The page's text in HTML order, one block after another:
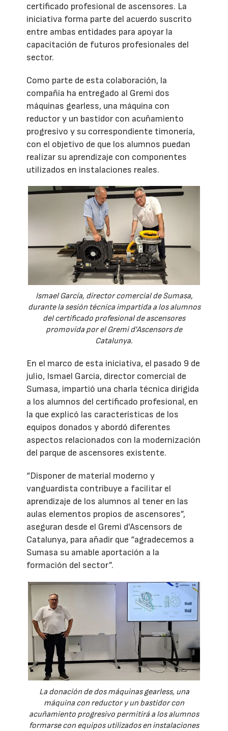
certificado profesional de ascensores. La
iniciativa forma parte del acuerdo suscrito
entre ambas entidades para apoyar la
capacitación de futuros profesionales del
sector.
Como parte de esta colaboración, la
compañía ha entregado al Gremi dos
máquinas gearless, una máquina con
reductor y un bastidor con acuñamiento
progresivo y su correspondiente timonería,
con el objetivo de que los alumnos puedan
realizar su aprendizaje con componentes
utilizados en instalaciones reales.
Ismael García, director comercial de Sumasa,
durante la sesión técnica impartida a los alumnos
del certificado profesional de ascensores
promovida por el Gremi d'Ascensors de
Catalunya.
En el marco de esta iniciativa, el pasado 9 de
julio, Ismael García, director comercial de
Sumasa, impartió una charla técnica dirigida
a los alumnos del certificado profesional, en
la que explicó las características de los
equipos donados y abordó diferentes
aspectos relacionados con la modernización
del parque de ascensores existente.
“Disponer de material moderno y
vanguardista contribuye a facilitar el
aprendizaje de los alumnos al tener en las
aulas elementos propios de ascensores”,
aseguran desde el Gremi d'Ascensors de
Catalunya, para añadir que “agradecemos a
Sumasa su amable aportación a la
formación del sector”.
La donación de dos máquinas gearless, una
máquina con reductor y un bastidor con
acuñamiento progresivo permitirá a los alumnos
formarse con equipos utilizados en instalaciones